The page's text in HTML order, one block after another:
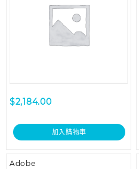
$2,184.00
加入購物車
Adobe